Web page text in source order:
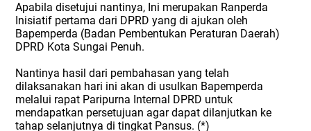
Apabila disetujui nantinya, Ini merupakan Ranperda
Inisiatif pertama dari DPRD yang di ajukan oleh
Bapemperda (Badan Pembentukan Peraturan Daerah)
DPRD Kota Sungai Penuh.
Nantinya hasil dari pembahasan yang telah
dilaksanakan hari ini akan di usulkan Bapemperda
melalui rapat Paripurna Internal DPRD untuk
mendapatkan persetujuan agar dapat dilanjutkan ke
tahap selanjutnya di tingkat Pansus. (*)